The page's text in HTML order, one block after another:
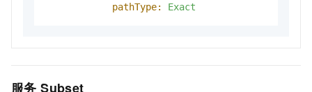
pathType:
Exact
服务 Subset